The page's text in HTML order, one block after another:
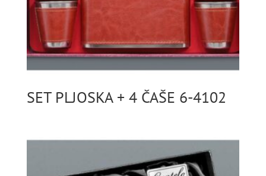
SET PLJOSKA + 4 ČAŠE 6-4102